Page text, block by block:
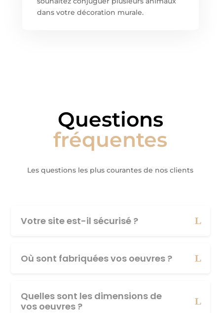
dans votre décoration murale.
Questions
fréquentes
Les questions les plus courantes de nos clients
Votre site est-il sécurisé ?
Où sont fabriquées vos oeuvres ?
Quelles sont les dimensions de
vos oeuvres ?